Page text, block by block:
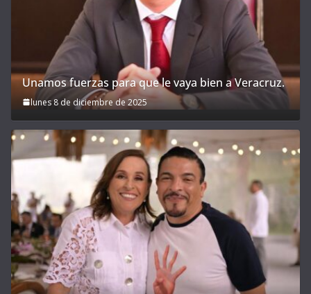
Unamos fuerzas para que le vaya bien a Veracruz.
lunes 8 de diciembre de 2025